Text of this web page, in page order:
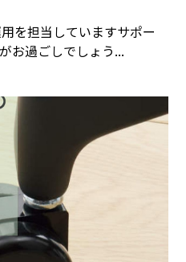
を担当していますサポー
お過ごしでしょう...